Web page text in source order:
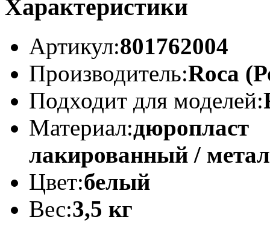
Характеристики
Артикул:801762004
Производитель:Roca
Подходит для моделей:
Материал:дюропласт
лакированный /
Цвет:белый
Вес:3,5 кг